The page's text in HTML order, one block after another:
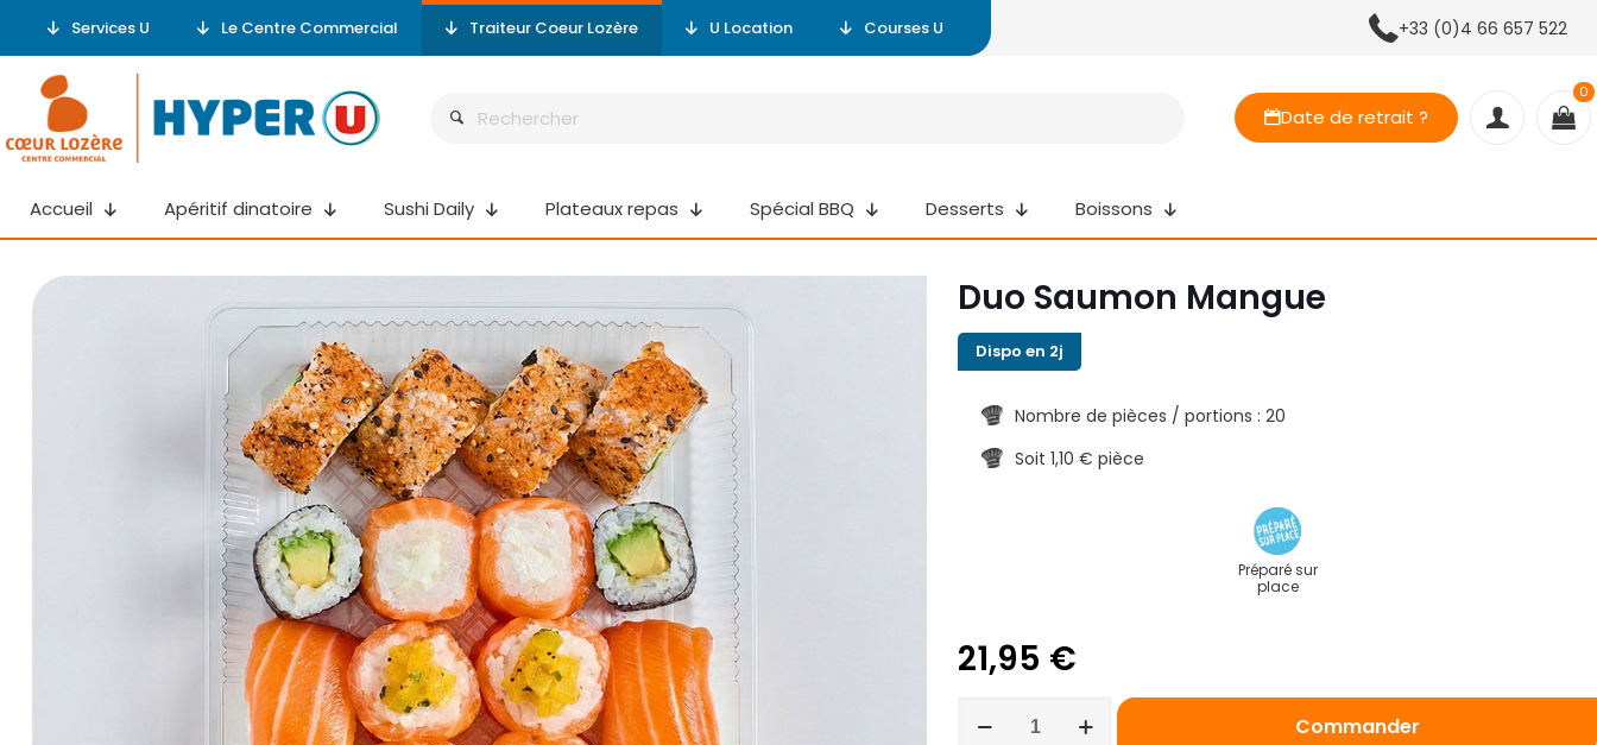
Services U Le Centre Commercial Traiteur Coeur Lozère U Location Courses U +33 (0)4 66 657 522
Date de retrait ?
0
Accueil Apéritif dinatoire Sushi Daily Plateaux repas Spécial BBQ Desserts Boissons
Duo Saumon Mangue
Dispo en 2j
Nombre de pièces / portions : 20
Soit 1,10 € pièce
Préparé sur
place
21,95 €
de
Commander